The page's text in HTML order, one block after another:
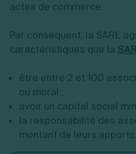
actes de commerce.
Par conséquent, la SARL
caractéristiques que la
être entre 2 et 100
ou moral ;
avoir un capital social
la responsabilité des
montant de leurs apports.